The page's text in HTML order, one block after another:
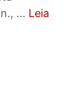
A